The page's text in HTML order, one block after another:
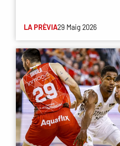
LA PRÈVIA29 Maig 2026